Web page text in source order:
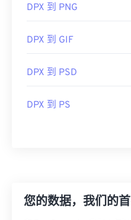
DPX 到 PNG
DPX 到 GIF
DPX 到 PSD
DPX 到 PS
您的数据，我们的